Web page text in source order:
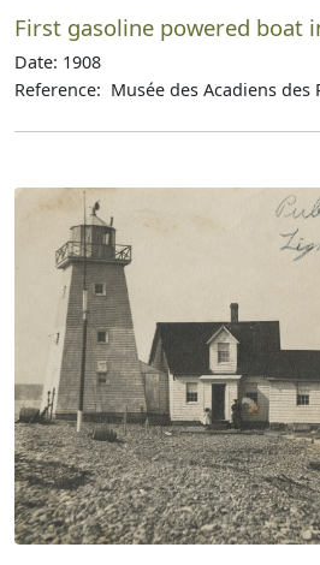
First gasoline powered boat
Date: 1908
Reference: Musée des Acadiens des